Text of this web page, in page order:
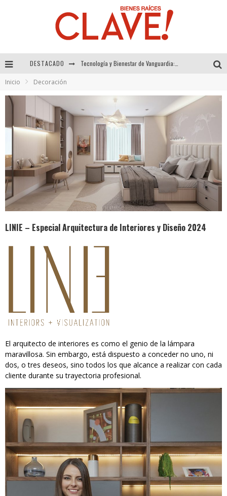
DESTACADO Sector Inmobiliario – recuperación a paso firme
El Despertar de la Calidez: Acabados Dorados de FV para Elevar tu Espacio
Inicio Decoración
LINIE – Especial Arquitectura de Interiores y Diseño 2024
El arquitecto de interiores es como el genio de la lámpara
maravillosa. Sin embargo, está dispuesto a conceder no uno, ni
dos, o tres deseos, sino todos los que alcance a realizar con cada
cliente durante su trayectoria profesional.